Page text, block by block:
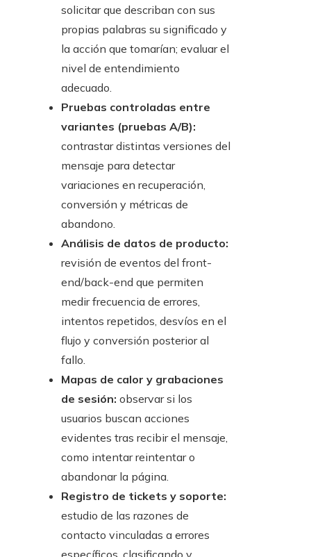
solicitar que describan con sus
propias palabras su significado y
la acción que tomarían; evaluar el
nivel de entendimiento
adecuado.
Pruebas controladas entre
variantes (pruebas A/B):
contrastar distintas versiones del
mensaje para detectar
variaciones en recuperación,
conversión y métricas de
abandono.
Análisis de datos de producto:
revisión de eventos del front-
end/back-end que permiten
medir frecuencia de errores,
intentos repetidos, desvíos en el
flujo y conversión posterior al
fallo.
Mapas de calor y grabaciones
de sesión: observar si los
usuarios buscan acciones
evidentes tras recibir el mensaje,
como intentar reintentar o
abandonar la página.
Registro de tickets y soporte:
estudio de las razones de
contacto vinculadas a errores